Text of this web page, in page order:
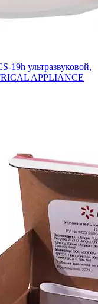
19h ультразвуковой,
APPLIANCE